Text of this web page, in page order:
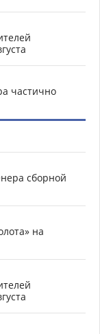
частично
сборной
на